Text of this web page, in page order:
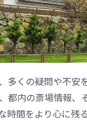
多くの疑問や不安
都内の斎場情報、
時間をより心に残